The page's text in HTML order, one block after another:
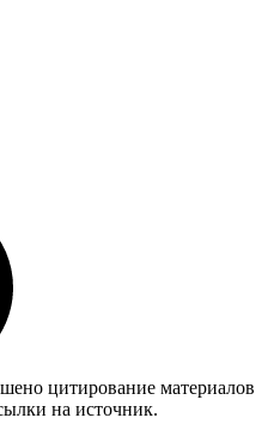
цитирование материалов
на источник.